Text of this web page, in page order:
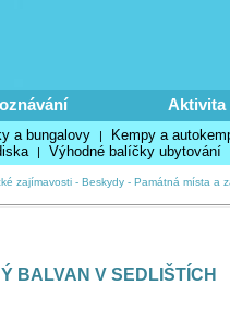
Aktivita
a bungalovy | Kempy a
| Výhodné balíčky ubytování
zajímavosti - Beskydy - Památná místa a
BALVAN V SEDLIŠTÍCH